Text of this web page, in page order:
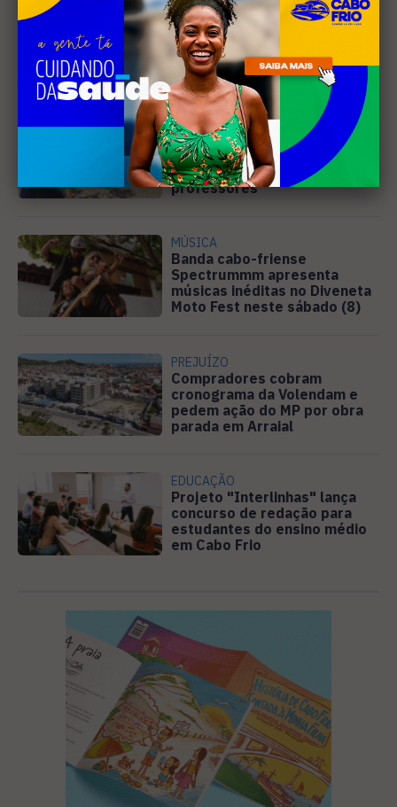
Leia Também
EDUCAÇÃO
Justiça determina que
Prefeitura de Cabo Frio
pague horas extras a
professores
MÚSICA
Banda cabo-friense
Spectrummm apresenta
músicas inéditas no Diveneta
Moto Fest neste sábado (8)
PREJUÍZO
Compradores cobram
cronograma da Volendam e
pedem ação do MP por obra
parada em Arraial
EDUCAÇÃO
Projeto "Interlinhas" lança
concurso de redação para
estudantes do ensino médio
em Cabo Frio